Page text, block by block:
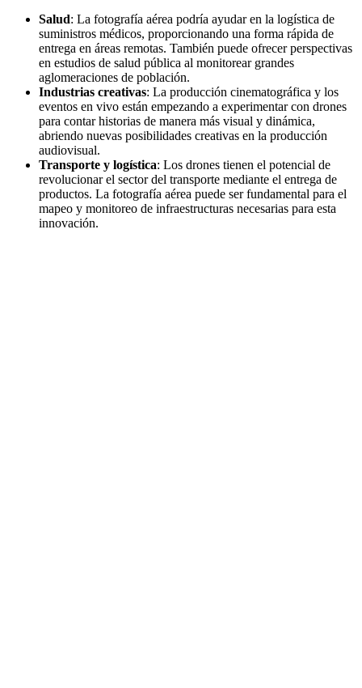
Salud: La fotografía aérea podría ayudar en la logística de
suministros médicos, proporcionando una forma rápida de
entrega en áreas remotas. También puede ofrecer perspectivas
en estudios de salud pública al monitorear grandes
aglomeraciones de población.
Industrias creativas: La producción cinematográfica y los
eventos en vivo están empezando a experimentar con drones
para contar historias de manera más visual y dinámica,
abriendo nuevas posibilidades creativas en la producción
audiovisual.
Transporte y logística: Los drones tienen el potencial de
revolucionar el sector del transporte mediante el entrega de
productos. La fotografía aérea puede ser fundamental para el
mapeo y monitoreo de infraestructuras necesarias para esta
innovación.